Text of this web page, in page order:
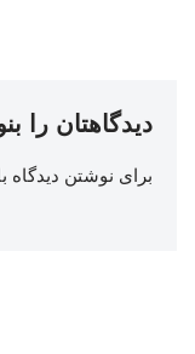
دیدگاهتان را
برای نوشتن دیدگاه